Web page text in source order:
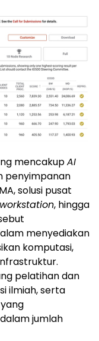
mencakupAI
penyimpanan
solusi pusat
workstation, hingga
menyediakan
komputasi,
pelatihan dan
ilmiah, serta
jumlah